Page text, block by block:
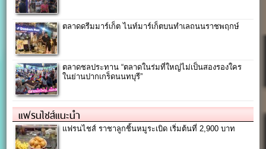
ตลาดดรีมมาร์เก็ต ไนท์มาร์เก็ตบนทำเลถนนราชพฤกษ์
ตลาดชลประทาน “ตลาดในร่มที่ใหญ่ไม่เป็นสองรองใคร
ในย่านปากเกร็ดนนทบุรี”
แฟรนไชส์แนะนำ
แฟรนไชส์ ราชาลูกชิ้นหมูระเบิด เริ่มต้นที่ 2,900 บาท